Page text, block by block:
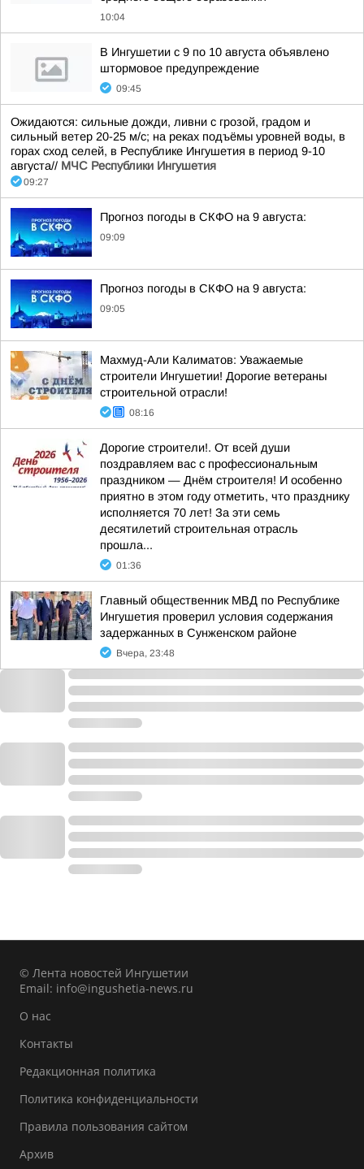
10:04
В Ингушетии с 9 по 10 августа объявлено
штормовое предупреждение
09:45
Ожидаются: сильные дожди, ливни с грозой, градом и
сильный ветер 20-25 м/с; на реках подъёмы уровней воды, в
горах сход селей, в Республике Ингушетия в период 9-10
августа// МЧС Республики Ингушетия
09:27
Прогноз погоды в СКФО на 9 августа:
09:09
Прогноз погоды в СКФО на 9 августа:
09:05
Махмуд-Али Калиматов: Уважаемые
строители Ингушетии! Дорогие ветераны
строительной отрасли!
08:16
Дорогие строители!. От всей души
поздравляем вас с профессиональным
праздником — Днём строителя! И особенно
приятно в этом году отметить, что празднику
исполняется 70 лет! За эти семь
десятилетий строительная отрасль
прошла...
01:36
Главный общественник МВД по Республике
Ингушетия проверил условия содержания
задержанных в Сунженском районе
Вчера, 23:48
© Лента новостей Ингушетии
Email: info@ingushetia-news.ru
О нас
Контакты
Редакционная политика
Политика конфиденциальности
Правила пользования сайтом
Архив